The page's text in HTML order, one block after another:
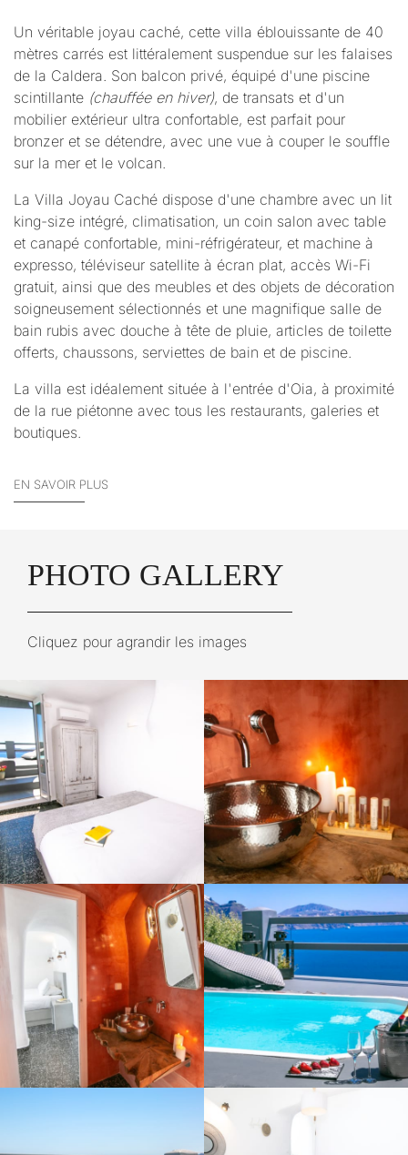
Un véritable joyau caché, cette villa éblouissante de 40
mètres carrés est littéralement suspendue sur les falaises
de la Caldera. Son balcon privé, équipé d'une piscine
scintillante (chauffée en hiver), de transats et d'un
mobilier extérieur ultra confortable, est parfait pour
bronzer et se détendre, avec une vue à couper le souffle
sur la mer et le volcan.
La Villa Joyau Caché dispose d'une chambre avec un lit
king-size intégré, climatisation, un coin salon avec table
et canapé confortable, mini-réfrigérateur, et machine à
expresso, téléviseur satellite à écran plat, accès Wi-Fi
gratuit, ainsi que des meubles et des objets de décoration
soigneusement sélectionnés et une magnifique salle de
bain rubis avec douche à tête de pluie, articles de toilette
offerts, chaussons, serviettes de bain et de piscine.
La villa est idéalement située à l'entrée d'Oia, à proximité
de la rue piétonne avec tous les restaurants, galeries et
boutiques.
EN SAVOIR PLUS
PHOTO GALLERY
Cliquez pour agrandir les images